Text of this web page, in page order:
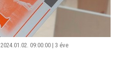
2024.01.02. 09:00:00 | 3 éve